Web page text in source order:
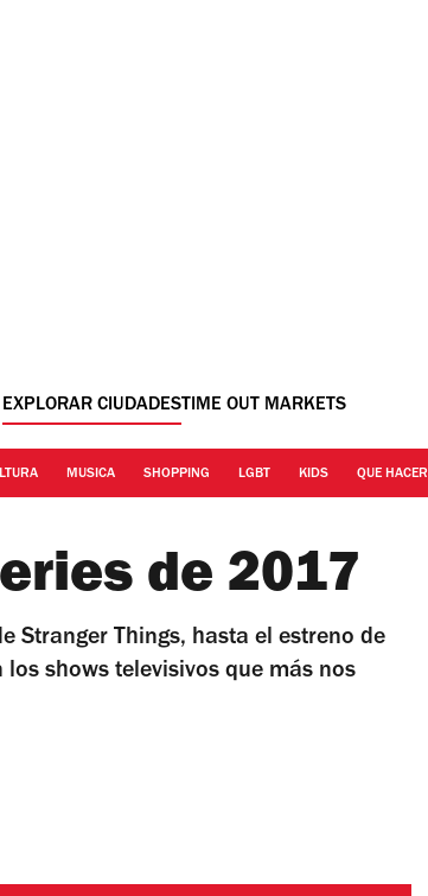
EXPLORAR CIUDADESTIME OUT MARKETS
MUSICA SHOPPING LGBT KIDS QUE HACER
de 2017
Stranger Things, hasta el estreno de
los shows televisivos que más nos